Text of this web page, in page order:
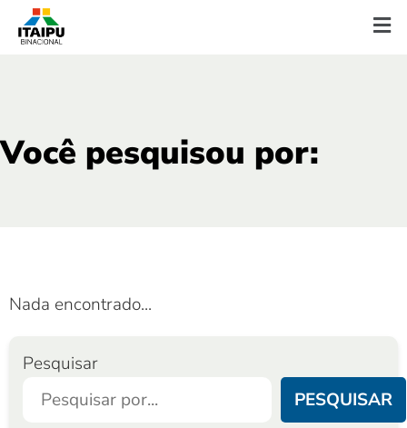
Você pesquisou por:
Nada encontrado...
Pesquisar
PESQUISAR